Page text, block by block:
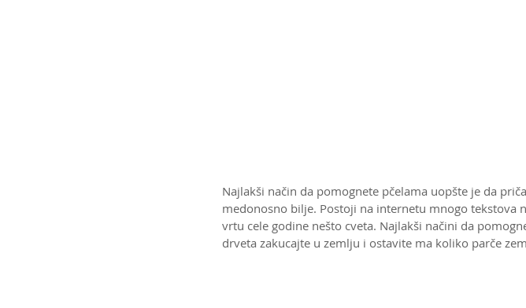
Najlakši način da pomognete pčelama uopšte je da
medonosno bilje. Postoji na internetu mnogo tekstova
vrtu cele godine nešto cveta. Najlakši načini da
drveta zakucajte u zemlju i ostavite ma koliko parče